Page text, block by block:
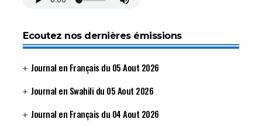
Ecoutez nos dernières émissions
Journal en Français du 05 Aout 2026
Journal en Swahili du 05 Aout 2026
Journal en Français du 04 Aout 2026